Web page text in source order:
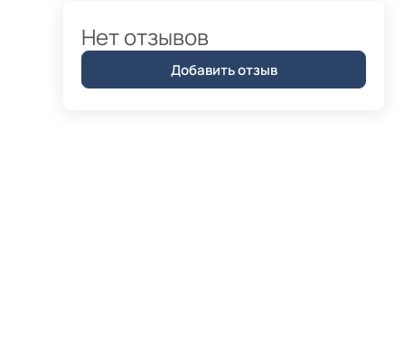
Нет отзывов
Добавить отзыв